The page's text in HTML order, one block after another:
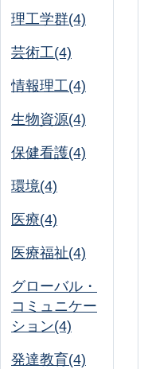
理工学群(4)
芸術工(4)
情報理工(4)
生物資源(4)
保健看護(4)
環境(4)
医療(4)
医療福祉(4)
グローバル・
コミュニケー
ション(4)
発達教育(4)